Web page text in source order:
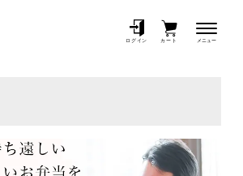
ログイン カート メニュー